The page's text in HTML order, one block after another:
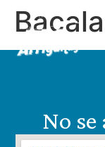
No